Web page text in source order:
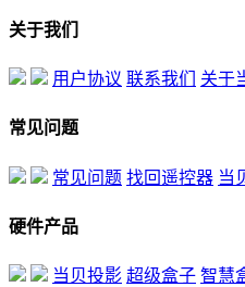
关于我们
用户协议 联系我们 关于
常见问题
常见问题 找回遥控器 当
硬件产品
当贝投影 超级盒子 智慧